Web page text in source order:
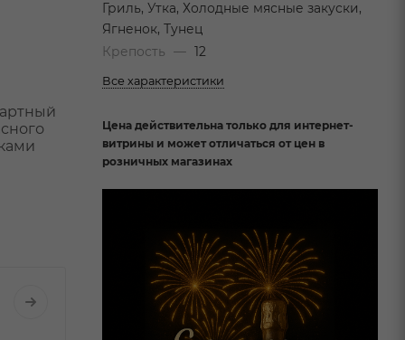
Гриль, Утка, Холодные мясные закуски,
Ягненок, Тунец
Крепость
— 12
Все характеристики
Цена действительна только для интернет-
витрины и может отличаться от цен в
розничных магазинах